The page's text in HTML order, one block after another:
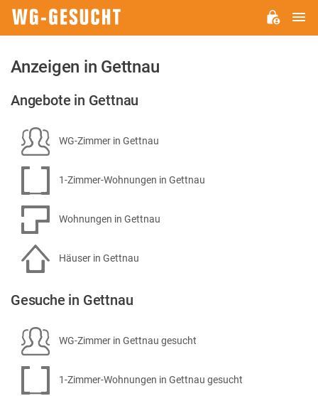
Anzeigen in Gettnau
Angebote in Gettnau
WG-Zimmer in Gettnau
1-Zimmer-Wohnungen in Gettnau
Wohnungen in Gettnau
Häuser in Gettnau
Gesuche in Gettnau
WG-Zimmer in Gettnau gesucht
1-Zimmer-Wohnungen in Gettnau gesucht